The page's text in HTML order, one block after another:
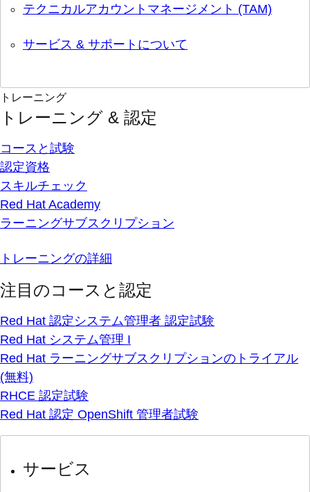
テクニカルアカウントマネージメント (TAM)
サービス & サポートについて
トレーニング
トレーニング & 認定
コースと試験
認定資格
スキルチェック
Red Hat Academy
ラーニングサブスクリプション
トレーニングの詳細
注目のコースと認定
Red Hat 認定システム管理者 認定試験
Red Hat システム管理 I
Red Hat ラーニングサブスクリプションのトライアル
(無料)
RHCE 認定試験
Red Hat 認定 OpenShift 管理者試験
サービス